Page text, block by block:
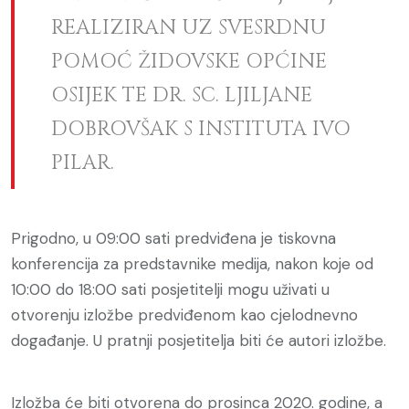
REALIZIRAN UZ SVESRDNU
POMOĆ ŽIDOVSKE OPĆINE
OSIJEK TE DR. SC. LJILJANE
DOBROVŠAK S INSTITUTA IVO
PILAR.
Prigodno, u 09:00 sati predviđena je tiskovna
konferencija za predstavnike medija, nakon koje od
10:00 do 18:00 sati posjetitelji mogu uživati u
otvorenju izložbe predviđenom kao cjelodnevno
događanje. U pratnji posjetitelja biti će autori izložbe.
Izložba će biti otvorena do prosinca 2020. godine, a